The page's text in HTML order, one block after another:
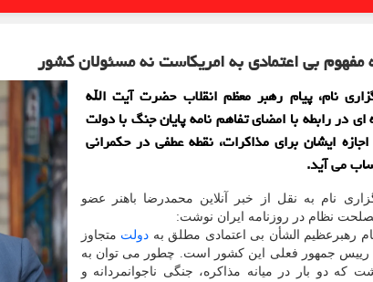
مفهوم بی اعتمادی به امریکاست نه مسئولان کشور
نام، پیام رهبر معظم انقلاب حضرت آیت الله
در رابطه با امضای تفاهم نامه پایان جنگ با دولت
اجازه ایشان برای مذاکرات، نقطه عطفی در حکمرانی
می آید.
نام به نقل از خبر آنلاین محمدرضا باهنر عضو
نظام در روزنامه ایران نوشت:
رهبرعظیم الشأن بی اعتمادی مطلق به دولت متجاوز
رییس جمهور فعلی این کشور است. چطور می توان به
که دو بار در میانه مذاکره، جنگی ناجوانمردانه و